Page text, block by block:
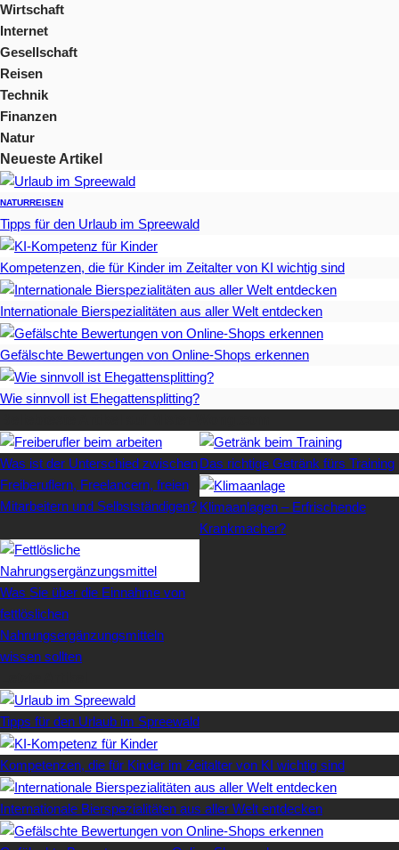
Wirtschaft
Internet
Gesellschaft
Reisen
Technik
Finanzen
Natur
Neueste Artikel
NATURREISEN
Tipps für den Urlaub im Spreewald
Kompetenzen, die für Kinder im Zeitalter von KI wichtig sind
Internationale Bierspezialitäten aus aller Welt entdecken
Gefälschte Bewertungen von Online-Shops erkennen
Wie sinnvoll ist Ehegattensplitting?
Was ist der Unterschied zwischen
Freiberuflern, Freelancern, freien
Mitarbeitern und Selbstständigen?
Das richtige Getränk fürs Training
Klimaanlagen – Erfrischende
Krankmacher?
Was Sie über die Einnahme von
fettlöslichen
Nahrungsergänzungsmitteln
wissen sollten
Tipps für den Urlaub im Spreewald
Kompetenzen, die für Kinder im Zeitalter von KI wichtig sind
Internationale Bierspezialitäten aus aller Welt entdecken